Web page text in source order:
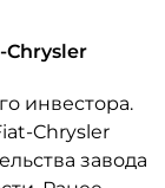
Chrysler
инвестора.
Chrysler
завода